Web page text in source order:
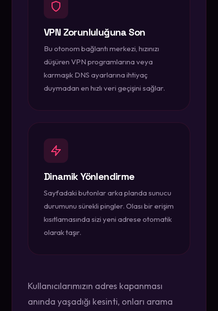
VPN Zorunluluğuna Son
Bu otonom bağlantı merkezi, hızınızı
düşüren VPN programlarına veya
karmaşık DNS ayarlarına ihtiyaç
duymadan en hızlı veri geçişini sağlar.
Dinamik Yönlendirme
Sayfadaki butonlar arka planda sunucu
durumunu sürekli pingler. Olası bir erişim
kısıtlamasında sizi yeni adrese otomatik
olarak taşır.
Kullanıcılarımızın adres kapanması
anında yaşadığı kesinti, onları arama